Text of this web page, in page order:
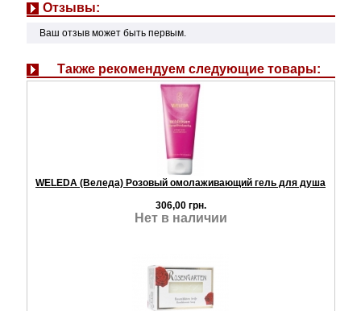
Отзывы:
Ваш отзыв может быть первым.
Также рекомендуем следующие товары:
WELEDA (Веледа) Розовый омолаживающий гель для душа
306,00 грн.
Нет в наличии